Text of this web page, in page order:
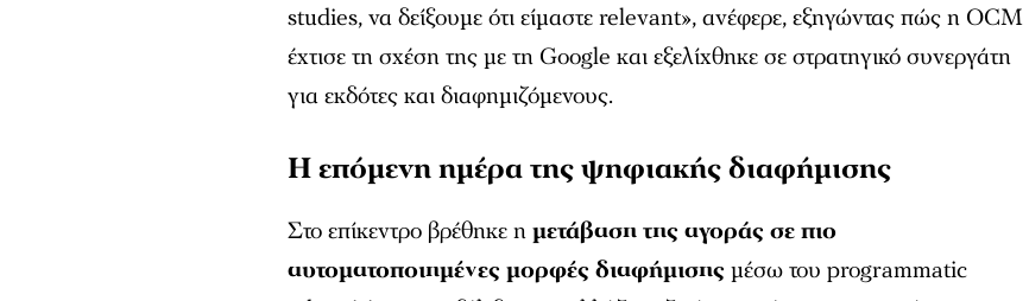
studies, να δείξουμε ότι είμαστε relevant», ανέφερε, εξηγώντας πώς η OCM
έχτισε τη σχέση της με τη Google και εξελίχθηκε σε στρατηγικό συνεργάτη
για εκδότες και διαφημιζόμενους.
Η επόμενη ημέρα της ψηφιακής διαφήμισης
Στο επίκεντρο βρέθηκε ημετάβαση της αγοράς σε πιο
αυτοματοποιημένες μορφές διαφήμισης μέσω του programmatic